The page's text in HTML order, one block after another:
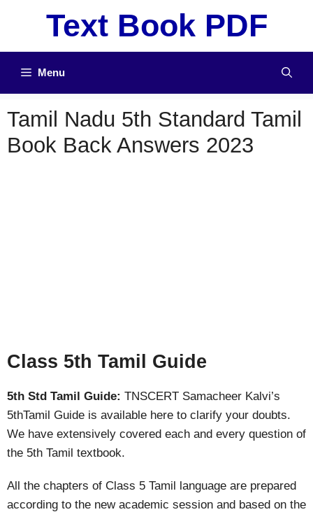
Text Book PDF
Menu
Tamil Nadu 5th Standard Tamil
Book Back Answers 2023
Class 5th Tamil Guide
5th Std Tamil Guide: TNSCERT Samacheer Kalvi’s
5thTamil Guide is available here to clarify your doubts.
We have extensively covered each and every question of
the 5th Tamil textbook.
All the chapters of Class 5 Tamil language are prepared
according to the new academic session and based on the